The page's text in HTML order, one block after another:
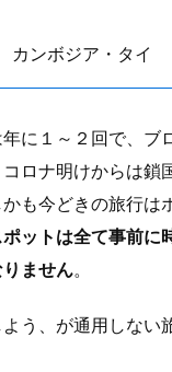
ンボジア・タイ
に１～２回で、ブ
ロナ明けからは鎖
も今どきの旅行は
ットは全て事前に
ません。
う、が通用しない